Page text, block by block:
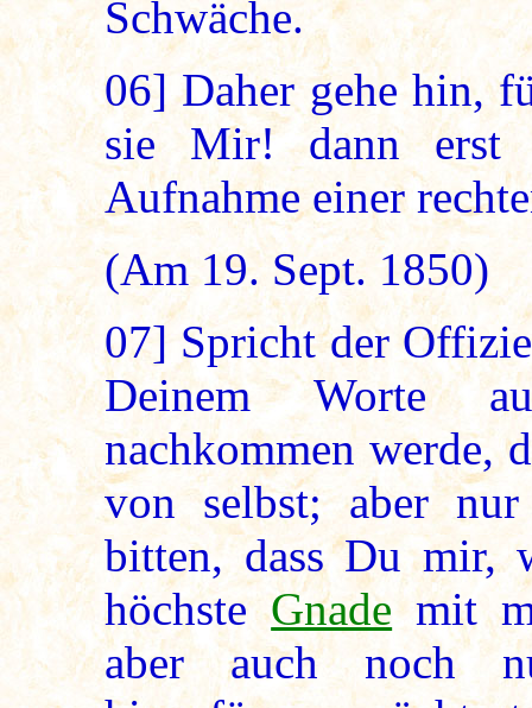
Schwäche.
06] Daher gehe hin,
sie Mir! dann
Aufnahme einer
(Am 19. Sept. 1850)
07] Spricht der
Deinem Worte
nachkommen werde,
von selbst; aber
bitten, dass Du mir,
höchsteGnademit
aber auch noch